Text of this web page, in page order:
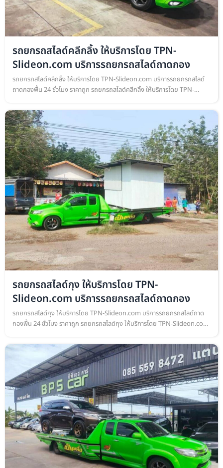
รถยกรถสไลด์คลีกลิ้ง ให้บริการโดย TPN-
Slideon.com บริการรถยกรถสไลด์ถาดกอง
รถยกรถสไลด์คลีกลิ้ง ให้บริการโดย TPN-Slideon.com บริการรถยกรถสไลด์
ถาดกองพื้น 24 ชั่วโมง ราคาถูก รถยกรถสไลด์คลีกลิ้ง ให้บริการโดย TPN-
รถยกรถสไลด์กุง ให้บริการโดย TPN-
Slideon.com บริการรถยกรถสไลด์ถาดกอง
รถยกรถสไลด์กุง ให้บริการโดย TPN-Slideon.com บริการรถยกรถสไลด์ถาด
กองพื้น 24 ชั่วโมง ราคาถูก รถยกรถสไลด์กุง ให้บริการโดย TPN-Slideon.com